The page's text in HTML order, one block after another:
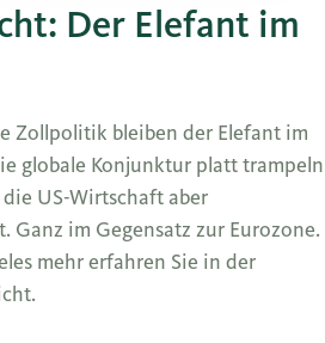
Der Elefant im
Zollpolitik bleiben der Elefant im
globale Konjunktur platt trampeln
US-Wirtschaft aber
Ganz im Gegensatz zur Eurozone.
mehr erfahren Sie in der